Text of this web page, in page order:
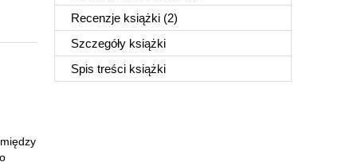
Recenzje książki (2)
Szczegóły książki
Spis treści książki